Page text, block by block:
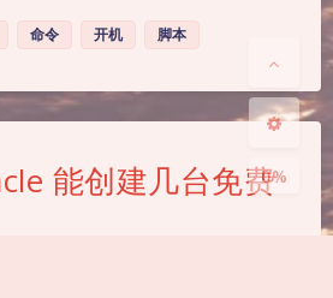
浅阴影
关闭 日落 暗化 灰度
0%
命令 开机 脚本
能创建几台免费